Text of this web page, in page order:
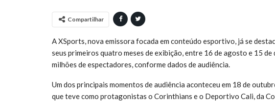
Compartilhar
A XSports, nova emissora focada em conteúdo esportivo, já se
seus primeiros quatro meses de exibição, entre 16 de agosto e 15
milhões de espectadores, conforme dados de audiência.
Um dos principais momentos de audiência aconteceu em 18 de
que teve como protagonistas o Corinthians e o Deportivo Cali, da